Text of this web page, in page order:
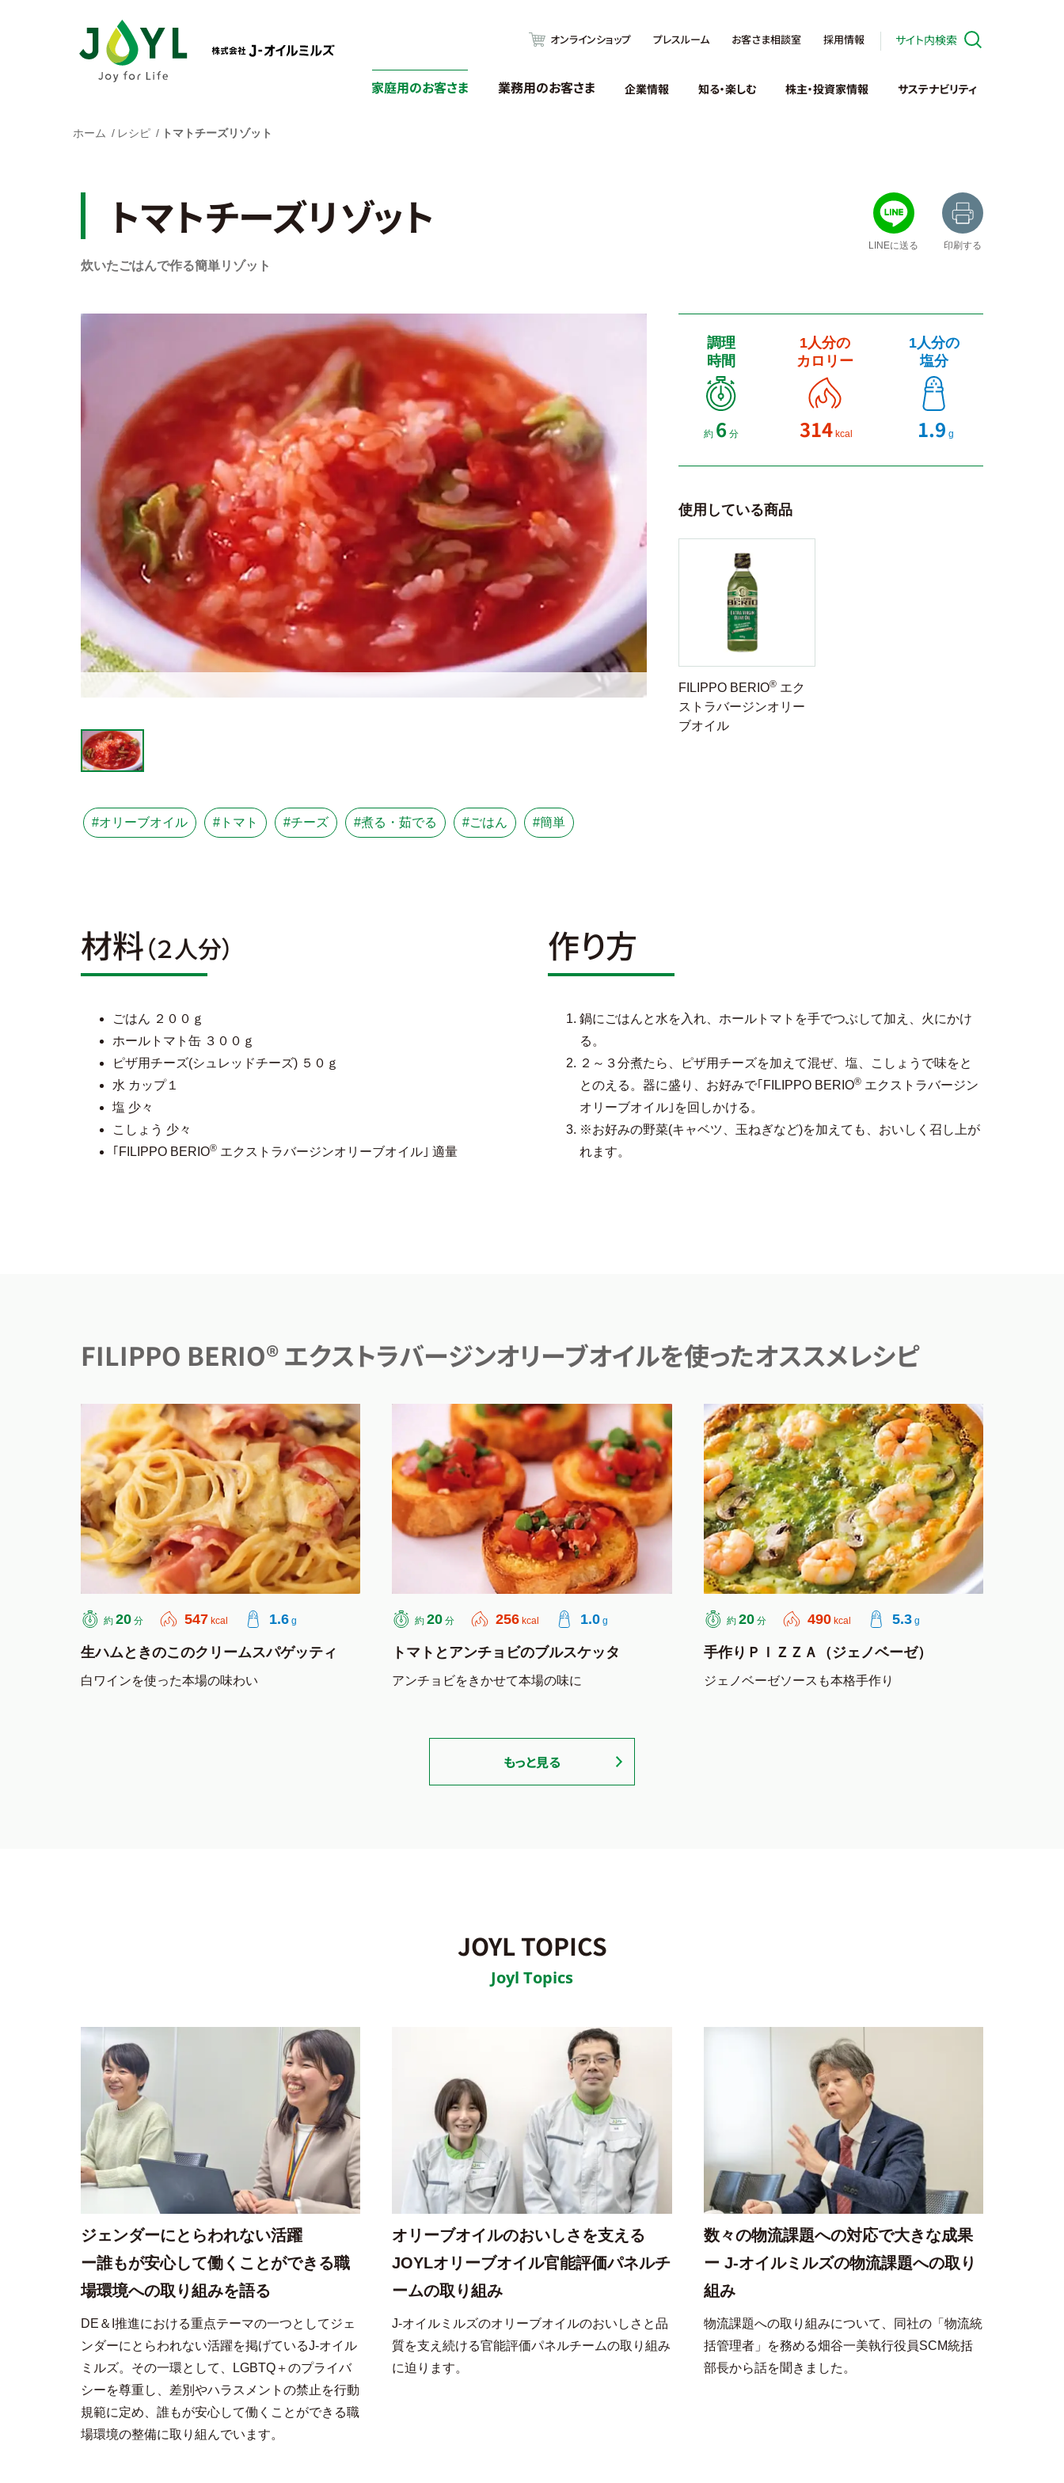
オンラインショップ プレスルーム お客さま相談室 採用情報 サイト内検索
家庭用のお客さま 業務用のお客さま 企業情報 知る・楽しむ 株主・投資家情報 サステナビリティ
ホーム レシピ トマトチーズリゾット
トマトチーズリゾット
炊いたごはんで作る簡単リゾット
LINEに送る 印刷する
#オリーブオイル #トマト #チーズ #煮る・茹でる #ごはん #簡単
調理
時間
約 6 分
1人分の
カロリー
314 kcal
1人分の
塩分
1.9 g
使用している商品
FILIPPO BERIO® エク
ストラバージンオリー
ブオイル
材料（２人分）
ごはん ２００ｇ
ホールトマト缶 ３００ｇ
ピザ用チーズ(シュレッドチーズ) ５０ｇ
水 カップ１
塩 少々
こしょう 少々
｢FILIPPO BERIO® エクストラバージンオリーブオイル｣ 適量
作り方
鍋にごはんと水を入れ、ホールトマトを手でつぶして加え、火にかけ
る。
２～３分煮たら、ピザ用チーズを加えて混ぜ、塩、こしょうで味をと
とのえる。器に盛り、お好みで｢FILIPPO BERIO®エクストラバージン
オリーブオイル｣を回しかける。
※お好みの野菜(キャベツ、玉ねぎなど)を加えても、おいしく召し上が
れます。
FILIPPO BERIO® エクストラバージンオリーブオイルを使ったオススメレシピ
約 20 分 547 kcal 1.6 g
生ハムときのこのクリームスパゲッティ
白ワインを使った本場の味わい
約 20 分 256 kcal 1.0 g
トマトとアンチョビのブルスケッタ
アンチョビをきかせて本場の味に
約 20 分 490 kcal 5.3 g
手作りＰＩＺＺＡ（ジェノベーゼ）
ジェノベーゼソースも本格手作り
もっと見る
JOYL TOPICS
Joyl Topics
ジェンダーにとらわれない活躍
ー誰もが安心して働くことができる職
場環境への取り組みを語る
DE＆I推進における重点テーマの一つとしてジェ
ンダーにとらわれない活躍を掲げているJ-オイル
ミルズ。その一環として、LGBTQ＋のプライバ
シーを尊重し、差別やハラスメントの禁止を行動
規範に定め、誰もが安心して働くことができる職
場環境の整備に取り組んでいます。
オリーブオイルのおいしさを支える
JOYLオリーブオイル官能評価パネルチ
ームの取り組み
J-オイルミルズのオリーブオイルのおいしさと品
質を支え続ける官能評価パネルチームの取り組み
に迫ります。
数々の物流課題への対応で大きな成果
ー J-オイルミルズの物流課題への取り
組み
物流課題への取り組みについて、同社の「物流統
括管理者」を務める畑谷一美執行役員SCM統括
部長から話を聞きました。